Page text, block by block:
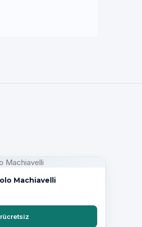
Machiavelli